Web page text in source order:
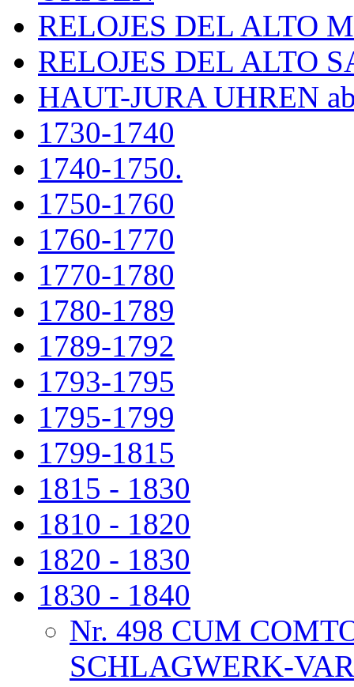
RELOJES DEL ALTO
RELOJES DEL ALTO
HAUT-JURA UHREN
1730-1740
1740-1750.
1750-1760
1760-1770
1770-1780
1780-1789
1789-1792
1793-1795
1795-1799
1799-1815
1815 - 1830
1810 - 1820
1820 - 1830
1830 - 1840
Nr. 498 CUM
SCHLAGWERK-